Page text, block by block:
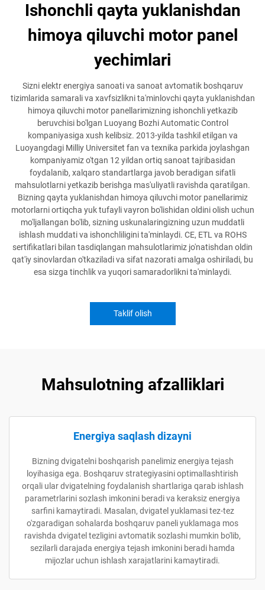
Ishonchli qayta yuklanishdan
himoya qiluvchi motor panel
yechimlari
Sizni elektr energiya sanoati va sanoat avtomatik boshqaruv
tizimlarida samarali va xavfsizlikni ta'minlovchi qayta yuklanishdan
himoya qiluvchi motor panellarimizning ishonchli yetkazib
beruvchisi bo'lgan Luoyang Bozhi Automatic Control
kompaniyasiga xush kelibsiz. 2013-yilda tashkil etilgan va
Luoyangdagi Milliy Universitet fan va texnika parkida joylashgan
kompaniyamiz o'tgan 12 yildan ortiq sanoat tajribasidan
foydalanib, xalqaro standartlarga javob beradigan sifatli
mahsulotlarni yetkazib berishga mas'uliyatli ravishda qaratilgan.
Bizning qayta yuklanishdan himoya qiluvchi motor panellarimiz
motorlarni ortiqcha yuk tufayli vayron bo'lishidan oldini olish uchun
mo'ljallangan bo'lib, sizning uskunalaringizning uzun muddatli
ishlash muddati va ishonchliligini ta'minlaydi. CE, ETL va ROHS
sertifikatlari bilan tasdiqlangan mahsulotlarimiz jo'natishdan oldin
qat'iy sinovlardan o'tkaziladi va sifat nazorati amalga oshiriladi, bu
esa sizga tinchlik va yuqori samaradorlikni ta'minlaydi.
Taklif olish
Mahsulotning afzalliklari
Energiya saqlash dizayni
Bizning dvigatelni boshqarish panelimiz energiya tejash
loyihasiga ega. Boshqaruv strategiyasini optimallashtirish
orqali ular dvigatelning foydalanish shartlariga qarab ishlash
parametrlarini sozlash imkonini beradi va keraksiz energiya
sarfini kamaytiradi. Masalan, dvigatel yuklamasi tez-tez
o'zgaradigan sohalarda boshqaruv paneli yuklamaga mos
ravishda dvigatel tezligini avtomatik sozlashi mumkin bo'lib,
sezilarli darajada energiya tejash imkonini beradi hamda
mijozlar uchun ishlash xarajatlarini kamaytiradi.